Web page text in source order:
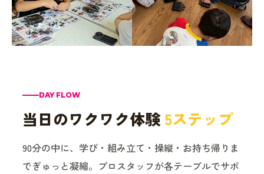
DAY FLOW
当日のワクワク体験5ステップ
90分の中に、学び・組み立て・操縦・お持ち帰りま
でぎゅっと凝縮。プロスタッフが各テーブルでサポ